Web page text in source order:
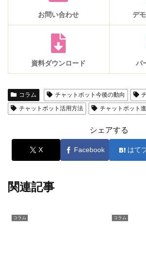
お問い合わせ デ
資料ダウンロード パ
コラム チャットボット今後の動向
チャットボット活用方法
チャットボット
シェアする
X Facebook はて
関連記事
コラム コラム